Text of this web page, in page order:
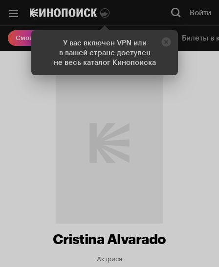
У вас включен VPN или
в вашей стране доступен
не весь каталог Кинопоиска
Войти
Смотреть кино Онлайн-кинотеатр Билеты в
Cristina Alvarado
Актриса